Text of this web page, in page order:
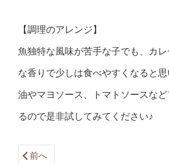
【調理のアレンジ】
魚独特な風味が苦手な子でも、カ
な香りで少しは食べやすくなると
油やマヨソース、トマトソースな
るので是非試してみてください♪
前へ